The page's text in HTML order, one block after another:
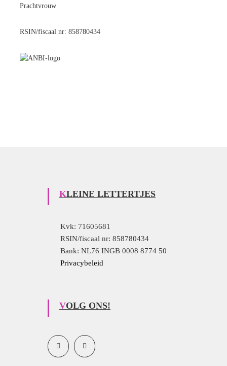
Prachtvrouw
RSIN/fiscaal nr: 858780434
KLEINE LETTERTJES
Kvk: 71605681
RSIN/fiscaal nr: 858780434
Bank: NL76 INGB 0008 8774 50
Privacybeleid
VOLG ONS!